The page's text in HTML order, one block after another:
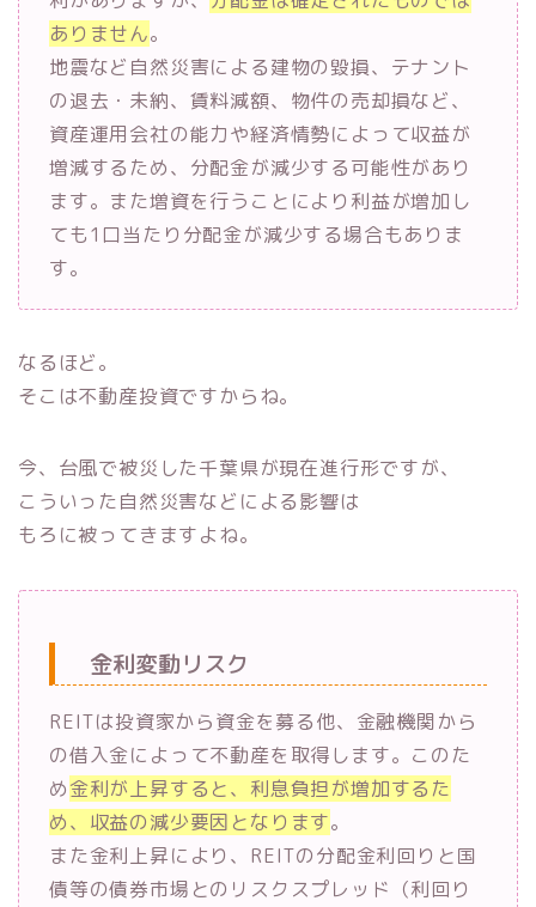
ありません。
地震など自然災害による建物の毀損、テナント
の退去・未納、賃料減額、物件の売却損など、
資産運用会社の能力や経済情勢によって収益が
増減するため、分配金が減少する可能性があり
ます。また増資を行うことにより利益が増加し
ても1口当たり分配金が減少する場合もありま
す。
なるほど。
そこは不動産投資ですからね。
今、台風で被災した千葉県が現在進行形ですが、
こういった自然災害などによる影響は
もろに被ってきますよね。
金利変動リスク
REITは投資家から資金を募る他、金融機関から
の借入金によって不動産を取得します。このた
め金利が上昇すると、利息負担が増加するた
め、収益の減少要因となります。
また金利上昇により、REITの分配金利回りと国
債等の債券市場とのリスクスプレッド（利回り